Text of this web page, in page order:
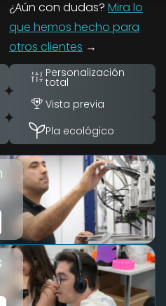
¿Aún con dudas? Mira lo
que hemos hecho para
otros clientes →
Personalización
total
Vista previa
Pla ecológico